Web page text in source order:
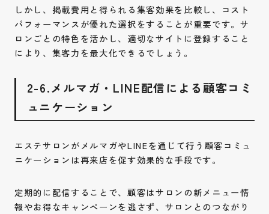
しかし、掲載費用と得られる集客効果を比較し、コスト
パフォーマンスが優れた選択をすることが重要です。サ
ロンごとの特色を活かし、適切なサイトに登録すること
により、集客力を最大化できるでしょう。
2-6.メルマガ・LINE配信による顧客コミ
ュニケーション
エステサロンがメルマガやLINEを通じて行う顧客コミュ
ニケーションは再来店を促す効果的な手段です。
定期的に配信することで、顧客はサロンの新メニュー情
報やお得なキャンペーンを逃さず、サロンとのつながり